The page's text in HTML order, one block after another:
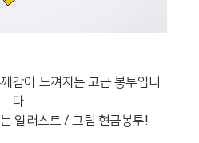
감이 느껴지는 고급 봉투입니
다.
일러스트 / 그림 현금봉투!